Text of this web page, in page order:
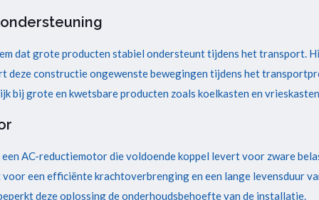
dat grote producten stabiel ondersteunt tijdens het transport.
constructie ongewenste bewegingen tijdens het
bij grote en kwetsbare producten zoals koelkasten en
AC-reductiemotor die voldoende koppel levert voor zware
een efficiënte krachtoverbrenging en een lange levensduur
deze oplossing de onderhoudsbehoefte van de installatie.